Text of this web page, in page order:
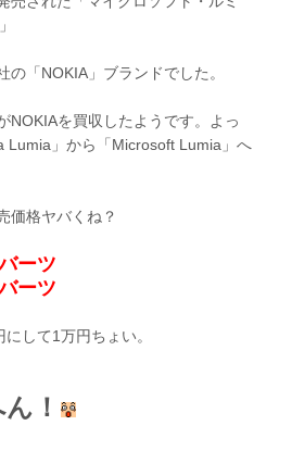
の「NOKIA」ブランドでした。
NOKIAを買収したようです。よっ
Lumia」から「Microsoft Lumia」へ
価格ヤバくね？
ーツ
ーツ
して1万円ちょい。
！